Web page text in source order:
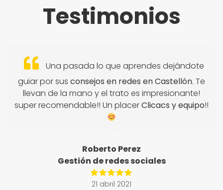
Testimonios
Una pasada lo que aprendes dejándote
guiar por sus consejos en redes en Castellón. Te
llevan de la mano y el trato es impresionante!
super recomendable!! Un placerClicacs y equipo!!
Roberto Perez
Gestión de redes sociales
21 abril 2021